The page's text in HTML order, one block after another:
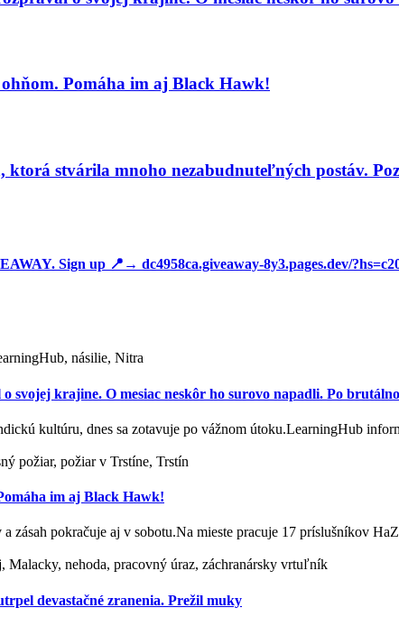
Pomáha im aj Black Hawk!
stvárila mnoho nezabudnuteľných postáv.
Sign up 📍→ dc4958ca.giveaway-8y3.pages.dev/
násilie, Nitra
krajine. O mesiac neskôr ho surovo napadli. Po
kultúru, dnes sa zotavuje po vážnom útoku.LearningHub
požiar, požiar v Trstíne, Trstín
im aj Black Hawk!
zásah pokračuje aj v sobotu.Na mieste pracuje 17 príslušníkov
Malacky, nehoda, pracovný úraz, záchranársky vrtuľník
devastačné zranenia. Prežil muky